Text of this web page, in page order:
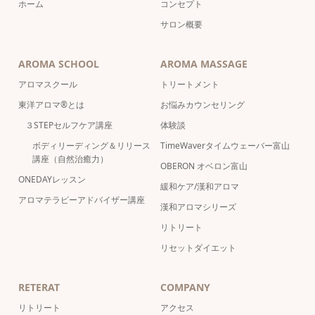
ホーム
コンセプト
サロン概要
AROMA SCHOOL
アロマスクール
東洋アロマ®とは
３STEPセルフケア講座
ボディリーディング＆リリース
講座（自然治癒力）
ONEDAYレッスン
アロマテラピーアドバイザー講座
AROMA MASSAGE
トリートメント
お悩みカウンセリング
体験談
TimeWaverタイムウェーバー富山
OBERON オベロン富山
緩和ケア/漢和アロマ
漢和アロマシリーズ
リトリート
リセットダイエット
RETERAT
リトリート
COMPANY
アクセス